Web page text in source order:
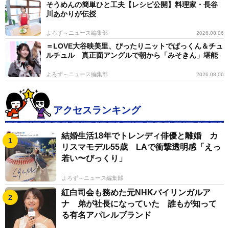
そうめんの簡単ひと工夫【レシピ公開】料理家・長谷
川あかりが伝授
よろず～ニュース編集部 2026.08.06
＝LOVE大谷映美里、ぴったりニットでぱっくん＆チュ
ルチュル 真正面アングルで朝から「みそきん」堪能
よろず～ニュース編集部 2026.08.06
アクセスランキング
結婚生活18年でトレンディ俳優と離婚 カ
リスマモデル55歳 LAで衝撃透明感「えっ
若い〜びっくり」
よろず～ニュース編集部
紅白司会も務めた元NHKバイリンガルア
ナ 弟が社長になっていた 誰もが知って
る有名アパレルブランド